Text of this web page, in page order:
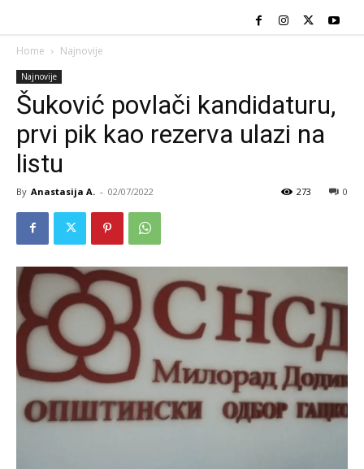
Home Najnovije
Najnovije
Šuković povlači kandidaturu,
prvi pik kao rezerva ulazi na
listu
By Anastasija A. - 02/07/2022 0
273